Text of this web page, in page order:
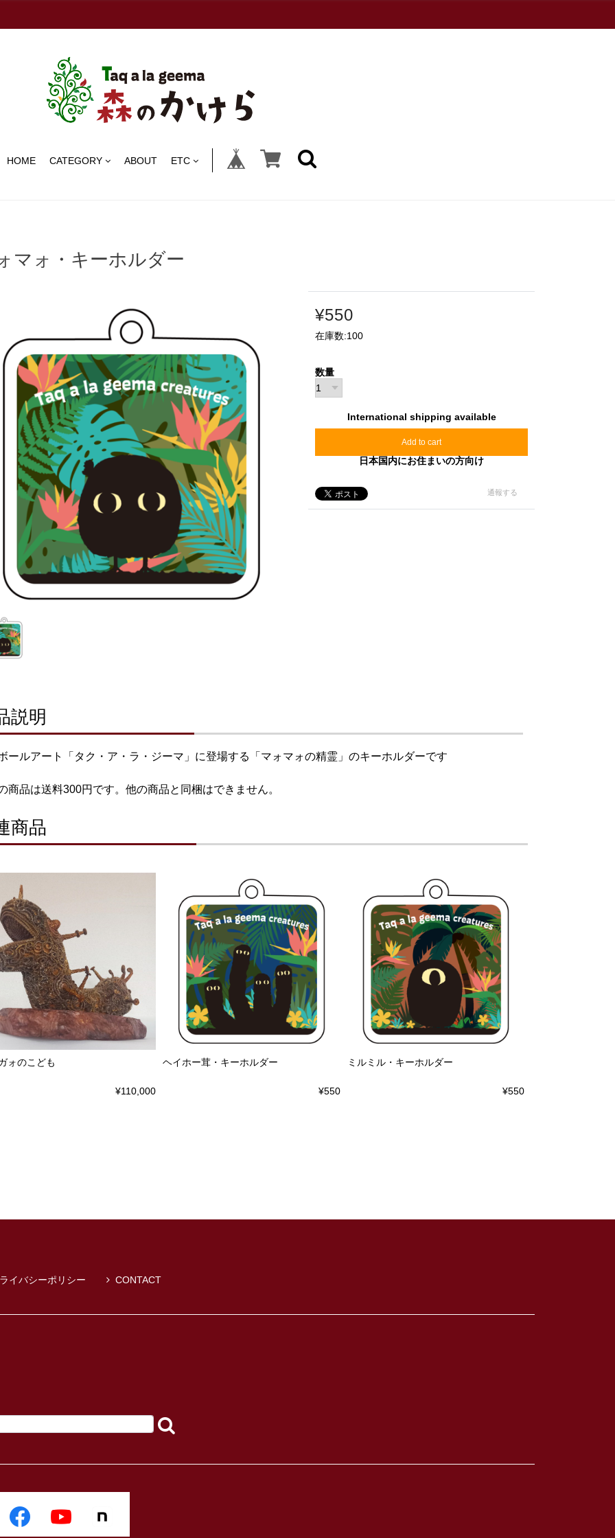
HOME CATEGORY ABOUT ETC
マォ・キーホルダー
¥550
在庫数:100
数量
International shipping available
Add to cart
日本国内にお住まいの方向け
通報する
説明
ールアート「タク・ア・ラ・ジーマ」に登場する「マォマォの精霊」のキーホルダーです
商品は送料300円です。他の商品と同梱はできません。
商品
ォのこども
¥110,000
ヘイホー茸・キーホルダー
¥550
ミルミル・キーホルダー
¥550
イバシーポリシー CONTACT